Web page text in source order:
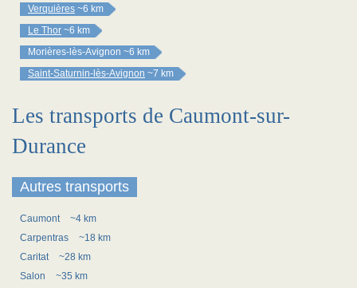
Verquières ~6 km
Le Thor ~6 km
Morières-lès-Avignon ~6 km
Saint-Saturnin-lès-Avignon ~7 km
Les transports de Caumont-sur-
Durance
Autres transports
Caumont
~4 km
Carpentras
~18 km
Caritat
~28 km
Salon
~35 km